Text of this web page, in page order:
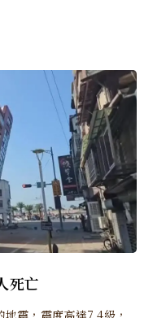
死亡
震，震度高達7.4級，